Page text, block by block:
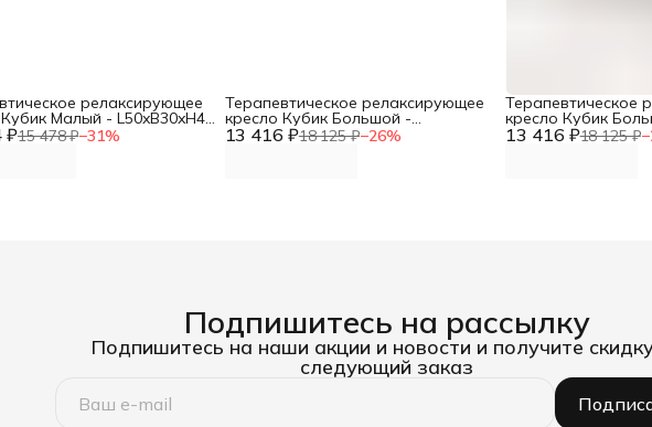
₽15 478 ₽−31%
релаксирующее
Малый - L50xB30xH40
винилискожа DNN 13 416 ₽18 125 ₽−26%
Терапевтическое релаксирующее
кресло Кубик Большой -
L60xB40xH50 черный, винилискожа 13 416 ₽18 125 ₽−
Терапевтическое
кресло Кубик
L60xB40xH50
Подпишитесь на рассылку
Подпишитесь на наши акции и новости и получите
следующий заказ